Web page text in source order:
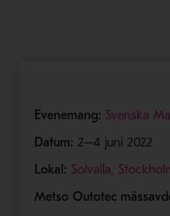
Evenemang: Svenska
Datum: 2–4 juni 2022
Lokal: Solvalla,
Metso Outotec